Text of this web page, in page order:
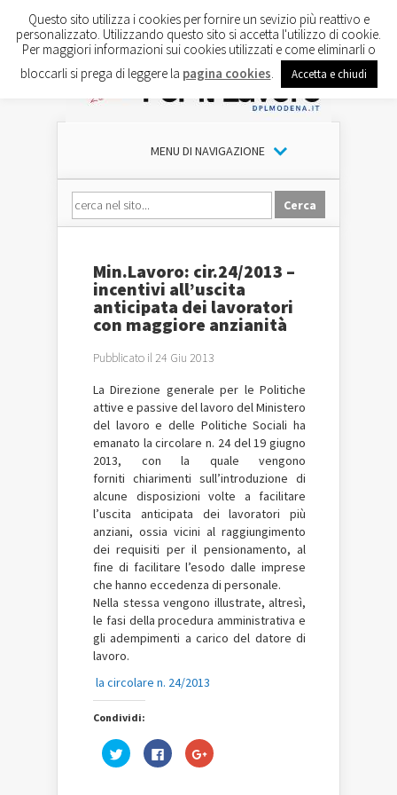
MENU DI NAVIGAZIONE
Min.Lavoro: cir.24/2013 –
incentivi all’uscita
anticipata dei lavoratori
con maggiore anzianità
Pubblicato il 24 Giu 2013
La Direzione generale per le Politiche
attive e passive del lavoro del Ministero
del lavoro e delle Politiche Sociali ha
emanato la circolare n. 24 del 19 giugno
2013, con la quale vengono
forniti chiarimenti sull’introduzione di
alcune disposizioni volte a facilitare
l’uscita anticipata dei lavoratori più
anziani, ossia vicini al raggiungimento
dei requisiti per il pensionamento, al
fine di facilitare l’esodo dalle imprese
che hanno eccedenza di personale.
Nella stessa vengono illustrate, altresì,
le fasi della procedura amministrativa e
gli adempimenti a carico del datore di
lavoro.
la circolare n. 24/2013
Condividi:
Fai
clic
Fai
clic
Fai
clic
Questo sito utilizza i cookies per fornire un sevizio più reattivo e
personalizzato. Utilizzando questo sito si accetta l'utilizzo di cookie.
Per maggiori informazioni sui cookies utilizzati e come eliminarli o
bloccarli si prega di leggere la pagina cookies Accetta e chiudi